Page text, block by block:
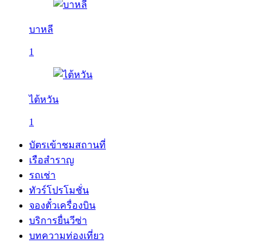
บาหลี
1
ไต้หวัน
1
บัตรเข้าชมสถานที่
เรือสำราญ
รถเช่า
ทัวร์โปรโมชั่น
จองตั๋วเครื่องบิน
บริการยื่นวีซ่า
บทความท่องเที่ยว